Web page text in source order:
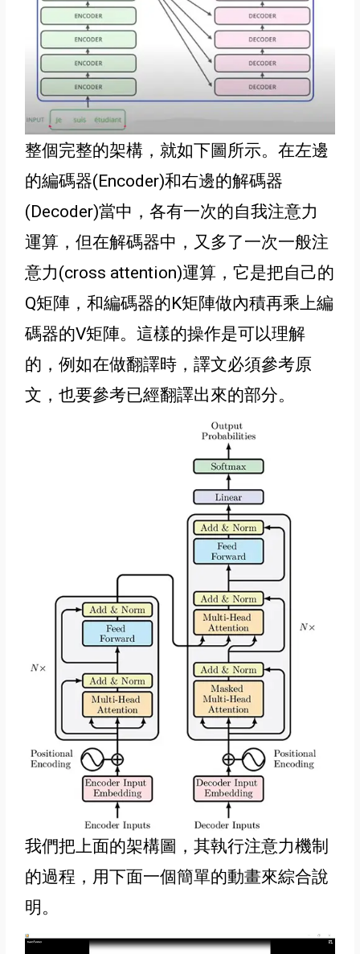
整個完整的架構，就如下圖所示。在左邊
的編碼器(Encoder)和右邊的解碼器
(Decoder)當中，各有一次的自我注意力
運算，但在解碼器中，又多了一次一般注
意力(cross attention)運算，它是把自己的
Q矩陣，和編碼器的K矩陣做內積再乘上編
碼器的V矩陣。這樣的操作是可以理解
的，例如在做翻譯時，譯文必須參考原
文，也要參考已經翻譯出來的部分。
我們把上面的架構圖，其執行注意力機制
的過程，用下面一個簡單的動畫來綜合說
明。